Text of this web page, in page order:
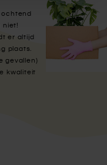
ochtend
niet!
er altijd
plaats.
gevallen)
kwaliteit